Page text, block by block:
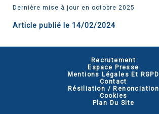
Dernière mise à jour en octobre 2025
Article publié le 14/02/2024
Recrutement
Espace Presse
Mentions Légales Et RGPD
Contact
Résiliation / Renonciation
Cookies
Plan Du Site